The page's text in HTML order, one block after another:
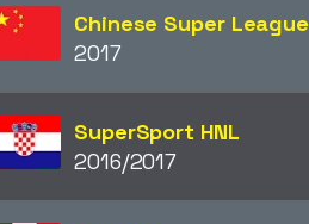
Chinese Super League
2017
SuperSport HNL
2016/2017